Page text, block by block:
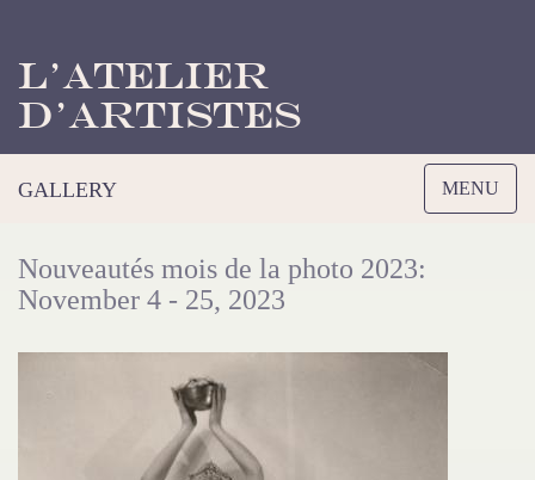
L’Atelier
d’Artistes
Toggle
navigation
MENU
GALLERY
Nouveautés mois de la photo 2023:
November 4 - 25, 2023